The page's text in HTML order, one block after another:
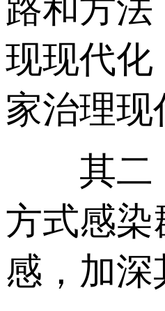
路和方
现现代化
家治理
其二，
方式感
感，加